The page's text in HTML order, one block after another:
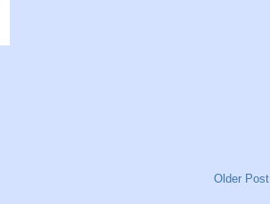
Older Post